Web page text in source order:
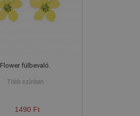
Flower fülbevaló.
Több színben
1490 Ft